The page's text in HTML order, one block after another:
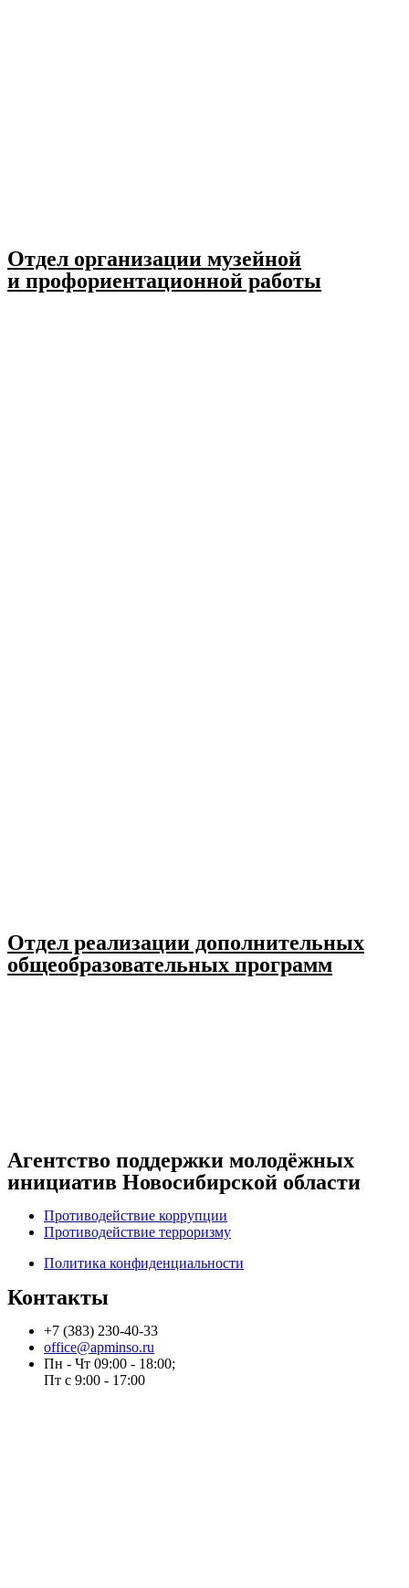
Отдел организации музейной
и профориентационной работы
Отдел реализации дополнительных
общеобразовательных программ
Агентство поддержки молодёжных
инициатив Новосибирской области
Противодействие коррупции
Противодействие терроризму
Политика конфиденциальности
Контакты
+7 (383) 230-40-33
office@apminso.ru
Пн - Чт 09:00 - 18:00;
Пт с 9:00 - 17:00